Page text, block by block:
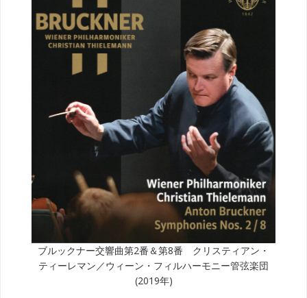
ブルックナー交響曲第2番＆第8番 クリスティアン・
ティーレマン／ウィーン・フィルハーモニー管弦楽団
(2019年)